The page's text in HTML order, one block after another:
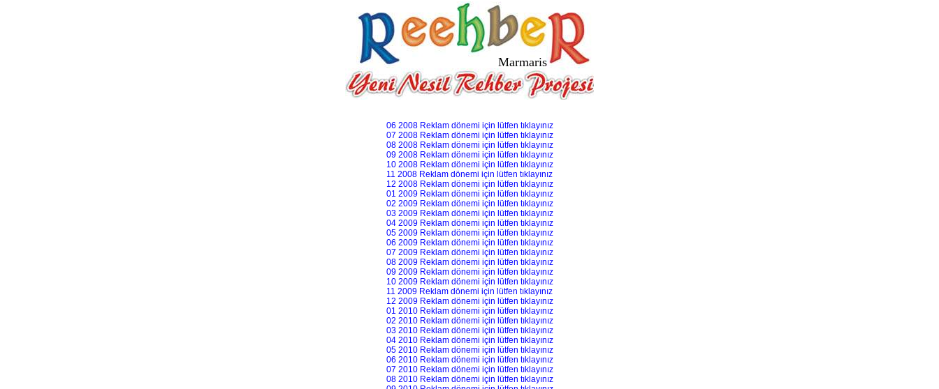
Marmaris
06 2008 Reklam dönemi için lütfen tıklayınız
07 2008 Reklam dönemi için lütfen tıklayınız
08 2008 Reklam dönemi için lütfen tıklayınız
09 2008 Reklam dönemi için lütfen tıklayınız
10 2008 Reklam dönemi için lütfen tıklayınız
11 2008 Reklam dönemi için lütfen tıklayınız
12 2008 Reklam dönemi için lütfen tıklayınız
01 2009 Reklam dönemi için lütfen tıklayınız
02 2009 Reklam dönemi için lütfen tıklayınız
03 2009 Reklam dönemi için lütfen tıklayınız
04 2009 Reklam dönemi için lütfen tıklayınız
05 2009 Reklam dönemi için lütfen tıklayınız
06 2009 Reklam dönemi için lütfen tıklayınız
07 2009 Reklam dönemi için lütfen tıklayınız
08 2009 Reklam dönemi için lütfen tıklayınız
09 2009 Reklam dönemi için lütfen tıklayınız
10 2009 Reklam dönemi için lütfen tıklayınız
11 2009 Reklam dönemi için lütfen tıklayınız
12 2009 Reklam dönemi için lütfen tıklayınız
01 2010 Reklam dönemi için lütfen tıklayınız
02 2010 Reklam dönemi için lütfen tıklayınız
03 2010 Reklam dönemi için lütfen tıklayınız
04 2010 Reklam dönemi için lütfen tıklayınız
05 2010 Reklam dönemi için lütfen tıklayınız
06 2010 Reklam dönemi için lütfen tıklayınız
07 2010 Reklam dönemi için lütfen tıklayınız
08 2010 Reklam dönemi için lütfen tıklayınız